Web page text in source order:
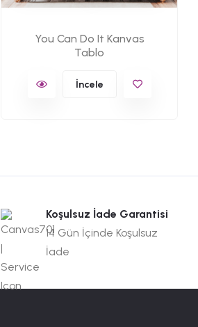
You Can Do It Kanvas
Tablo
İncele
Koşulsuz İade Garantisi
14 Gün İçinde Koşulsuz
İade